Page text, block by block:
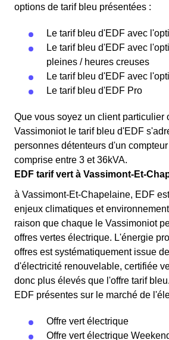
options de tarif bleu présentées :
Le tarif bleu d'EDF avec
Le tarif bleu d'EDF avec
pleines / heures creuses
Le tarif bleu d'EDF avec
Le tarif bleu d'EDF Pro
Que vous soyez un client particulier
Vassimoniot le tarif bleu d'EDF
personnes détenteurs d'un
comprise entre 3 et 36kVA.
EDF tarif vert à Vassimont-Et-
à Vassimont-Et-Chapelaine, EDF
enjeux climatiques et
raison que chaque le Vassimoniot
offres vertes électrique. L'énergie
offres est systématiquement issue
d'électricité renouvelable, certifiée
donc plus élevés que l'offre tarif
EDF présentes sur le marché de
Offre vert électrique
Offre vert électrique